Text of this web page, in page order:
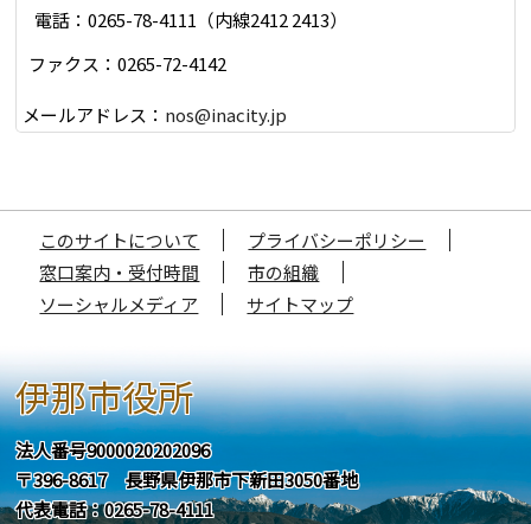
電話：0265-78-4111（内線2412 2413）
ファクス：0265-72-4142
メールアドレス： nos@inacity.jp
このサイトについて
プライバシーポリシー
窓口案内・受付時間
市の組織
ソーシャルメディア
サイトマップ
伊那市役所
法人番号9000020202096
〒396-8617 長野県伊那市下新田3050番地
代表電話：0265-78-4111